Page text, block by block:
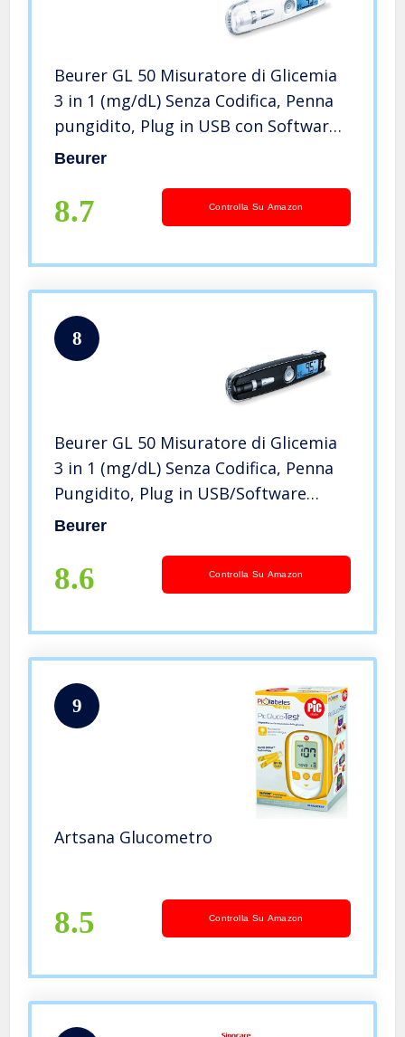
Beurer GL 50 Misuratore di Glicemia
3 in 1 (mg/dL) Senza Codifica, Penna
pungidito, Plug in USB con Software
Integrato e Misuratore in un Solo
Beurer
8.7 Controlla Su Amazon
8
Beurer GL 50 Misuratore di Glicemia
3 in 1 (mg/dL) Senza Codifica, Penna
Pungidito, Plug in USB/Software
Integrato e Misuratore in un Solo
Beurer
8.6 Controlla Su Amazon
9
Artsana Glucometro
8.5 Controlla Su Amazon